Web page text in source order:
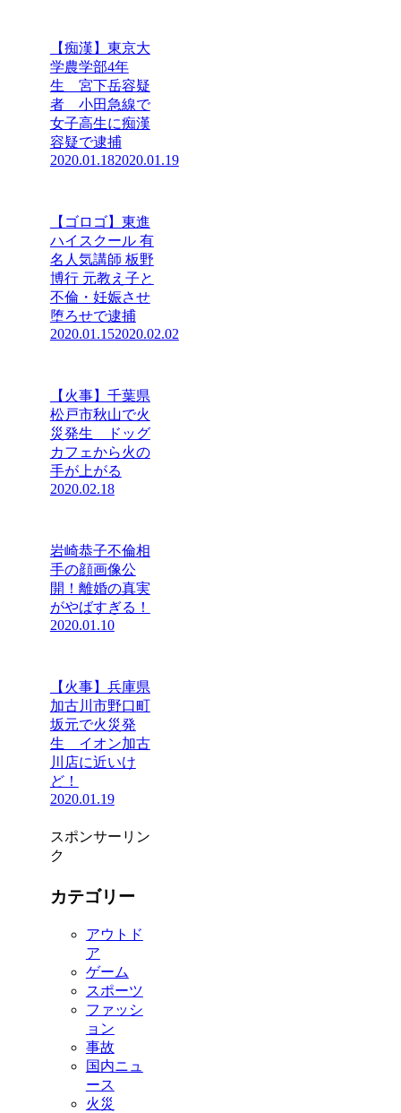
【痴漢】東京大
学農学部4年
生 宮下岳容疑
者 小田急線で
女子高生に痴漢
容疑で逮捕
2020.01.182020.01.19
【ゴロゴ】東進
ハイスクール 有
名人気講師 板野
博行 元教え子と
不倫・妊娠させ
堕ろせで逮捕
2020.01.152020.02.02
【火事】千葉県
松戸市秋山で火
災発生 ドッグ
カフェから火の
手が上がる
2020.02.18
岩崎恭子不倫相
手の顔画像公
開！離婚の真実
がやばすぎる！
2020.01.10
【火事】兵庫県
加古川市野口町
坂元で火災発
生 イオン加古
川店に近いけ
ど！
2020.01.19
スポンサーリン
ク
カテゴリー
アウトド
ア
ゲーム
スポーツ
ファッシ
ョン
事故
国内ニュ
ース
火災